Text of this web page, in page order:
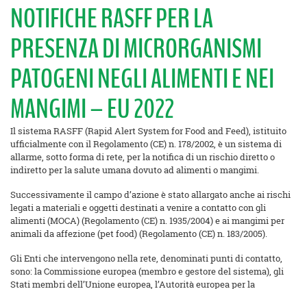
NOTIFICHE RASFF PER LA
PRESENZA DI MICRORGANISMI
PATOGENI NEGLI ALIMENTI E NEI
MANGIMI – EU 2022
Il sistema RASFF (Rapid Alert System for Food and Feed), istituito
ufficialmente con il Regolamento (CE) n. 178/2002, è un sistema di
allarme, sotto forma di rete, per la notifica di un rischio diretto o
indiretto per la salute umana dovuto ad alimenti o mangimi.
Successivamente il campo d’azione è stato allargato anche ai rischi
legati a materiali e oggetti destinati a venire a contatto con gli
alimenti (MOCA) (Regolamento (CE) n. 1935/2004) e ai mangimi per
animali da affezione (pet food) (Regolamento (CE) n. 183/2005).
Gli Enti che intervengono nella rete, denominati punti di contatto,
sono: la Commissione europea (membro e gestore del sistema), gli
Stati membri dell’Unione europea, l’Autorità europea per la